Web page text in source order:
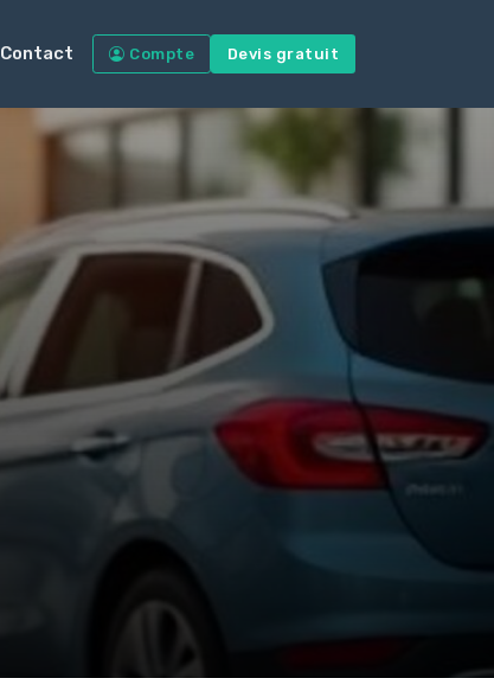
Contact Compte Devis gratuit